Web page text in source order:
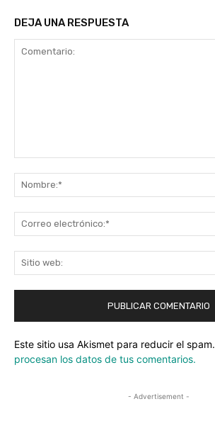
DEJA UNA RESPUESTA
Este sitio usa Akismet para reducir el spam.
procesan los datos de tus comentarios.
- Advertisement -